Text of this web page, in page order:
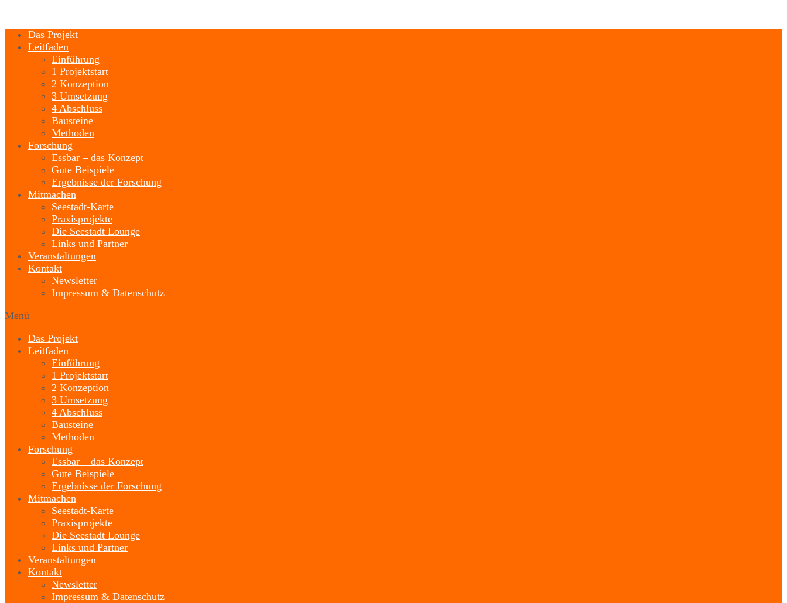
Das Projekt
Leitfaden
Einführung
1 Projektstart
2 Konzeption
3 Umsetzung
4 Abschluss
Bausteine
Methoden
Forschung
Essbar – das Konzept
Gute Beispiele
Ergebnisse der Forschung
Mitmachen
Seestadt-Karte
Praxisprojekte
Die Seestadt Lounge
Links und Partner
Veranstaltungen
Kontakt
Newsletter
Impressum & Datenschutz
Menü
Das Projekt
Leitfaden
Einführung
1 Projektstart
2 Konzeption
3 Umsetzung
4 Abschluss
Bausteine
Methoden
Forschung
Essbar – das Konzept
Gute Beispiele
Ergebnisse der Forschung
Mitmachen
Seestadt-Karte
Praxisprojekte
Die Seestadt Lounge
Links und Partner
Veranstaltungen
Kontakt
Newsletter
Impressum & Datenschutz